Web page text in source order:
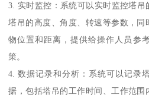
3. 实时监控：系统可以实时监控塔
塔吊的高度、角度、转速等参数，
物位置和距离，提供给操作人员参
策。
4. 数据记录和分析：系统可以记录
据，包括塔吊的工作时间、工作范